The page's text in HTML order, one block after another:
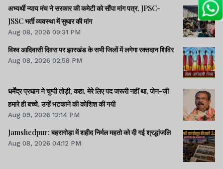
अभ्यर्थी न्याय मंच ने सरकार की कमेटी को सौंपा मांग पत्र, JPSC-
JSSC भर्ती व्यवस्था में सुधार की मांग
Aug 08, 2026 09:31 PM
विश्व आदिवासी दिवस पर झारखंड के सभी जिलों में लगेगा रक्तदान शिविर
Aug 08, 2026 02:58 PM
धर्मेंद्र प्रधान ने चुप्पी तोड़ी, कहा, मेरे लिए पद जरूरी नहीं था, जेन-जी
हमारे ही बच्चे, उन्हें भटकाने की कोशिश की गयी
Aug 09, 2026 12:14 PM
Jamshedpur: बहरागोड़ा में शहीद निर्मल महतो को दी गई श्रद्धांजलि
Aug 08, 2026 04:12 PM